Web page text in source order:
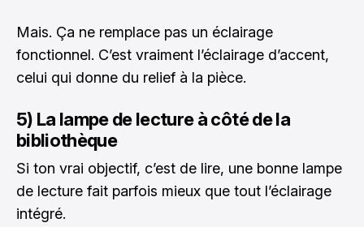
Mais. Ça ne remplace pas un éclairage
fonctionnel. C’est vraiment l’éclairage d’accent,
celui qui donne du relief à la pièce.
5) La lampe de lecture à côté de la
bibliothèque
Si ton vrai objectif, c’est de lire, une bonne lampe
de lecture fait parfois mieux que tout l’éclairage
intégré.